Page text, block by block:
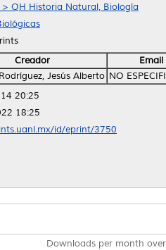
> QH Historia Natural, Biología
Creador
Email
Jesús Alberto NO
20:25
18:25
id/eprint/3750
Downloads per month